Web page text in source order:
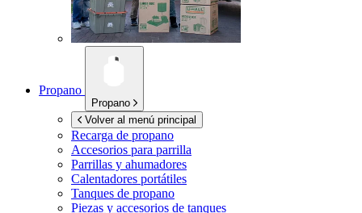
Propano
Propano
Volver al menú principal
Recarga de propano
Accesorios para parrilla
Parrillas y ahumadores
Calentadores portátiles
Tanques de propano
Piezas y accesorios de tanques